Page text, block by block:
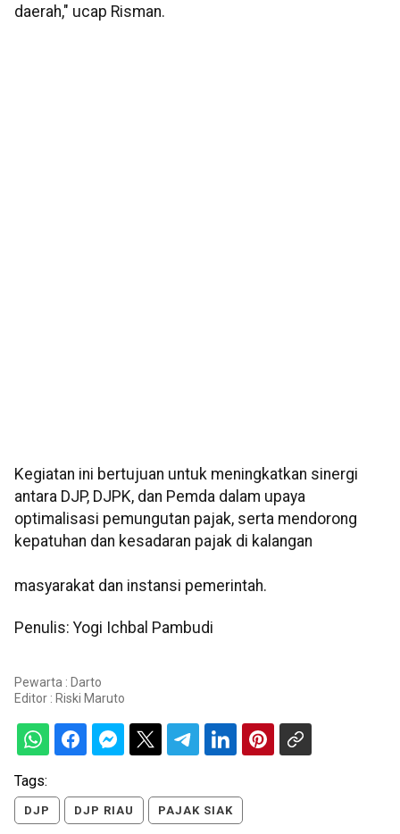
daerah," ucap Risman.
Kegiatan ini bertujuan untuk meningkatkan sinergi
antara DJP, DJPK, dan Pemda dalam upaya
optimalisasi pemungutan pajak, serta mendorong
kepatuhan dan kesadaran pajak di kalangan
masyarakat dan instansi pemerintah.
Penulis: Yogi Ichbal Pambudi
Pewarta : Darto
Editor : Riski Maruto
Tags:
DJP DJP RIAU PAJAK SIAK